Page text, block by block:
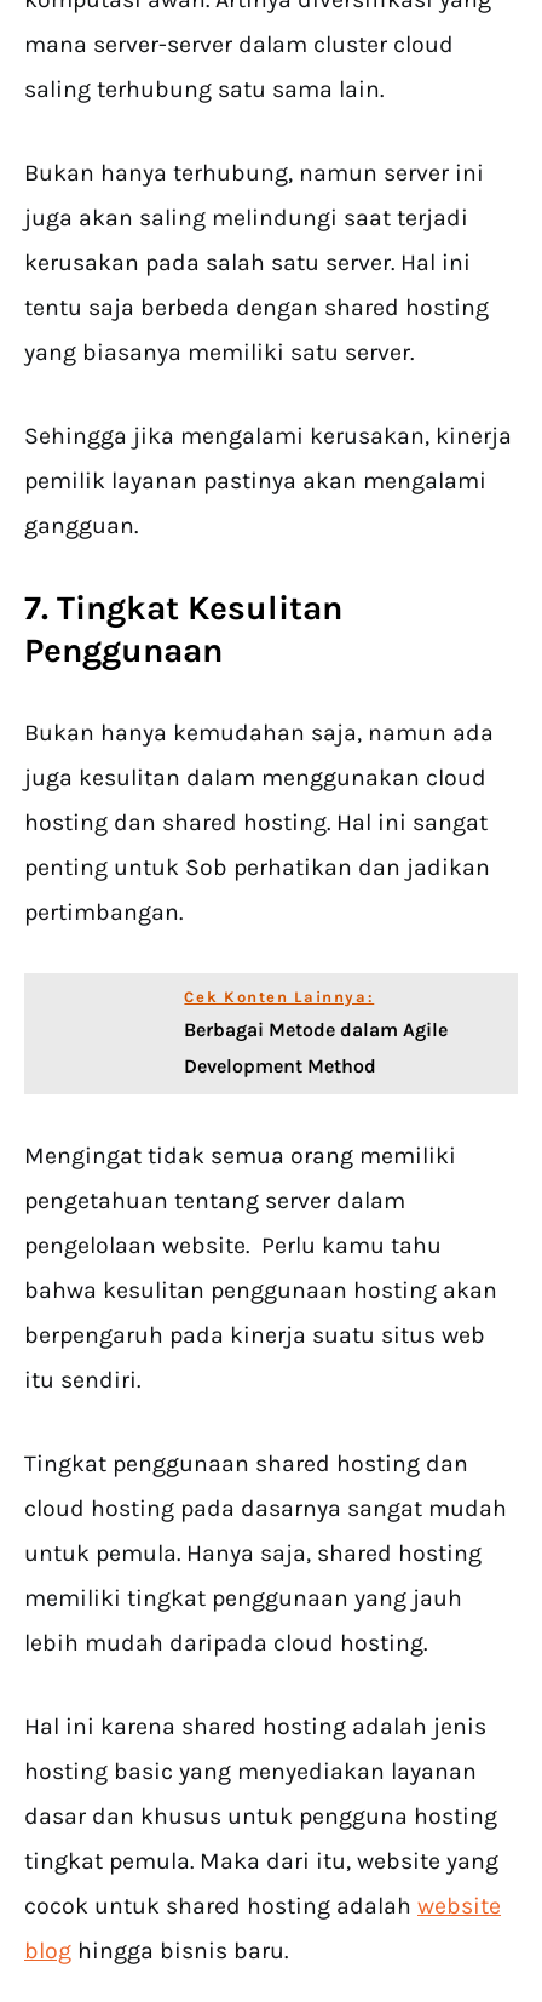
mana server-server dalam cluster cloud
saling terhubung satu sama lain.
Bukan hanya terhubung, namun server ini
juga akan saling melindungi saat terjadi
kerusakan pada salah satu server. Hal ini
tentu saja berbeda dengan shared hosting
yang biasanya memiliki satu server.
Sehingga jika mengalami kerusakan, kinerja
pemilik layanan pastinya akan mengalami
gangguan.
7. Tingkat Kesulitan
Penggunaan
Bukan hanya kemudahan saja, namun ada
juga kesulitan dalam menggunakan cloud
hosting dan shared hosting. Hal ini sangat
penting untuk Sob perhatikan dan jadikan
pertimbangan.
Cek Konten Lainnya:
Berbagai Metode dalam Agile
Development Method
Mengingat tidak semua orang memiliki
pengetahuan tentang server dalam
pengelolaan website. Perlu kamu tahu
bahwa kesulitan penggunaan hosting akan
berpengaruh pada kinerja suatu situs web
itu sendiri.
Tingkat penggunaan shared hosting dan
cloud hosting pada dasarnya sangat mudah
untuk pemula. Hanya saja, shared hosting
memiliki tingkat penggunaan yang jauh
lebih mudah daripada cloud hosting.
Hal ini karena shared hosting adalah jenis
hosting basic yang menyediakan layanan
dasar dan khusus untuk pengguna hosting
tingkat pemula. Maka dari itu, website yang
cocok untuk shared hosting adalah website
blog hingga bisnis baru.